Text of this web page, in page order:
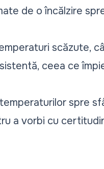
de o încălzire
scăzute,
ceea ce
spre
a vorbi cu